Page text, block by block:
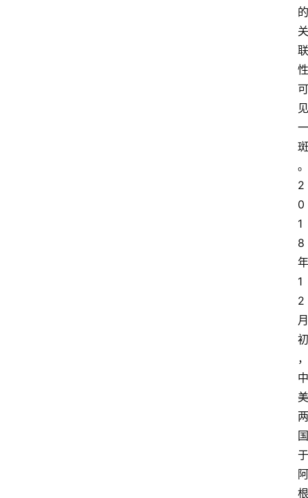
的
关
联
性
可
见
一
斑
。
2
0
1
8
年
1
2
月
初
，
中
美
两
国
于
阿
根